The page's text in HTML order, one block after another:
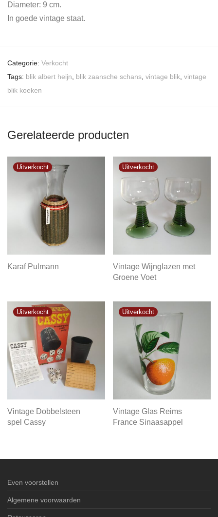
Diameter: 9 cm.
In goede vintage staat.
Categorie: Verkocht
Tags: blik albert heijn blik zaansche schans vintage blik vintage
blik koeken
Gerelateerde producten
Karaf Pulmann
Vintage Wijnglazen met
Groene Voet
Vintage Dobbelsteen
spel Cassy
Vintage Glas Reims
France Sinaasappel
Even voorstellen
Algemene voorwaarden